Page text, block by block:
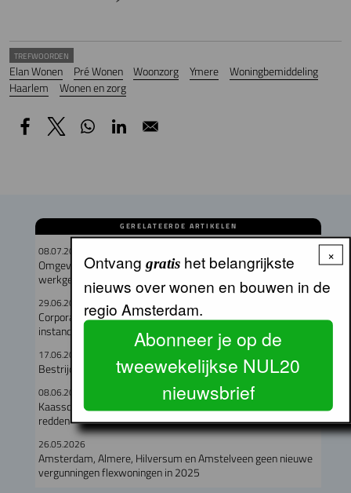
TREFWOORDEN
Elan Wonen Pré Wonen Woonzorg Ymere
Woningbemiddeling
Haarlem
Wonen en zorg
GERELATEERDE ARTIKELEN
08.07.2026
Omgevingsvergunning verleend voor circulair woon-
werkgebouw in Buiksloterham
29.06.2026
Corporaties gaven recordbedrag uit aan nieuwbouw en
instandhouding
17.06.2026
Bestrijding dakloosheid: Wonen Eerst lijkt aan te slaan
08.06.2026
Kaasschaaf over onderhoudskosten gaat corporaties niet
redden
26.05.2026
Amsterdam, Almere, Hilversum en Amstelveen geen nieuwe
vergunningen flexwoningen in 2025
×
Ontvang gratishet belangrijkste
nieuws over wonen en bouwen in de
regio Amsterdam.
Abonneer je op de
tweewekelijkse NUL20
nieuwsbrief